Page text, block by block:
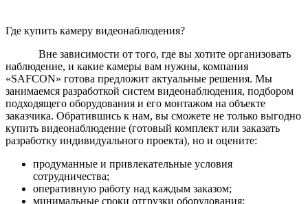
Где купить камеру видеонаблюдения?
Вне зависимости от того, где вы хотите организовать
наблюдение, и какие камеры вам нужны, компания
«SAFCON» готова предложит актуальные решения. Мы
занимаемся разработкой систем видеонаблюдения, подбором
подходящего оборудования и его монтажом на объекте
заказчика. Обратившись к нам, вы сможете не только выгодно
купить видеонаблюдение (готовый комплект или заказать
разработку индивидуального проекта), но и оцените:
продуманные и привлекательные условия
сотрудничества;
оперативную работу над каждым заказом;
минимальные сроки отгрузки оборудования;